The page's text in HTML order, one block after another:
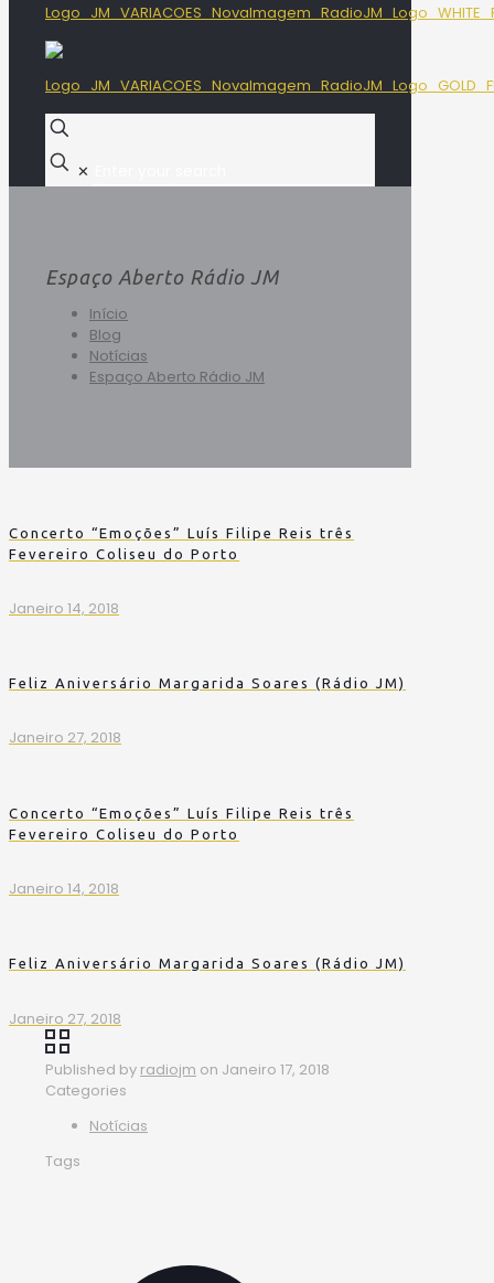
✕
Espaço Aberto Rádio JM
Início
Blog
Notícias
Espaço Aberto Rádio JM
Concerto “Emoções” Luís Filipe Reis três
Fevereiro Coliseu do Porto
Janeiro 14, 2018
Feliz Aniversário Margarida Soares (Rádio JM)
Janeiro 27, 2018
Concerto “Emoções” Luís Filipe Reis três
Fevereiro Coliseu do Porto
Janeiro 14, 2018
Feliz Aniversário Margarida Soares (Rádio JM)
Janeiro 27, 2018
Published by radiojm on Janeiro 17, 2018
Categories
Notícias
Tags